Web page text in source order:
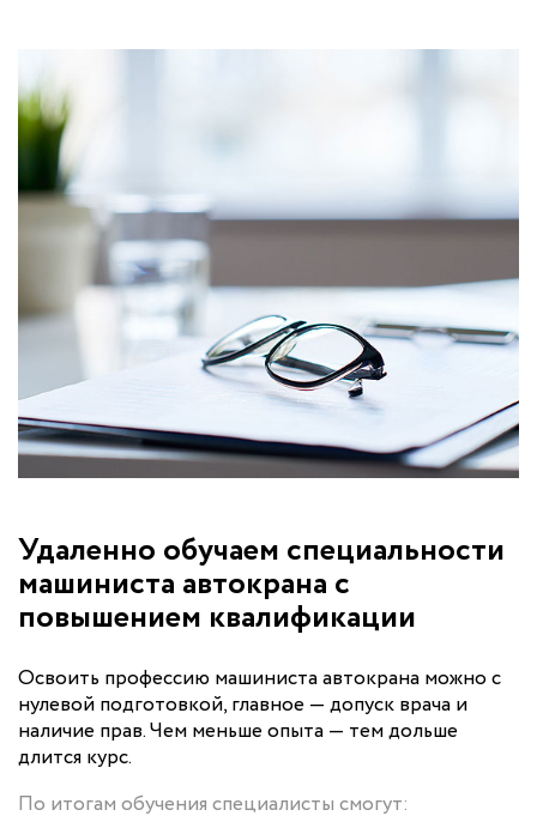
Удаленно обучаем специальности
машиниста автокрана с
повышением квалификации
Освоить профессию машиниста автокрана можно с
нулевой подготовкой, главное — допуск врача и
наличие прав. Чем меньше опыта — тем дольше
длится курс.
По итогам обучения специалисты смогут: